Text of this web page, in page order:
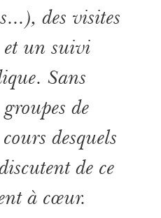
des visites
et un suivi
Sans
de
desquels
de ce
à cœur.